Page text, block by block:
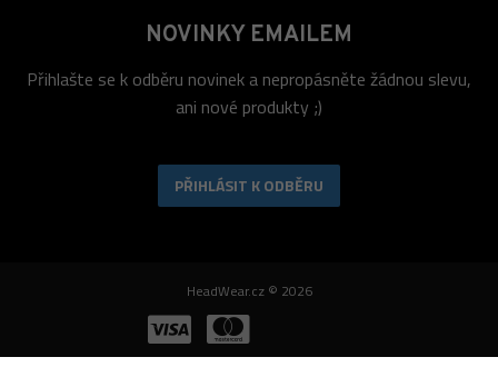
NOVINKY EMAILEM
Přihlašte se k odběru novinek a nepropásněte žádnou slevu,
ani nové produkty ;)
PŘIHLÁSIT K ODBĚRU
HeadWear.cz © 2026